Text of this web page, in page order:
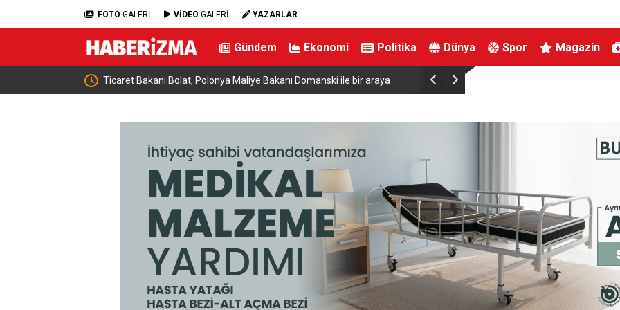
FOTO GALERİ VİDEO GALERİ YAZARLAR
Gündem Ekonomi Politika Dünya Spor Magazin
Domanski ile bir araya Almanya’da Ren Nehri’nde kuraklık alarmı: Su seviyesinde tarihi düşüş Uludağ’da çıkan orman yangını